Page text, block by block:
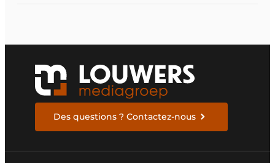
Des questions ? Contactez-nous